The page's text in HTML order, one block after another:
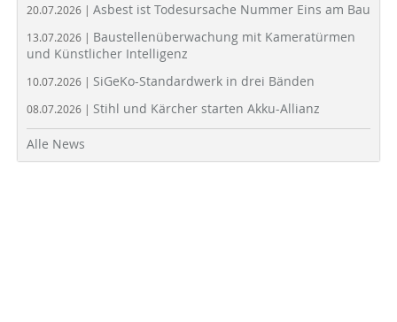
20.07.2026 | Asbest ist Todesursache Nummer Eins am Bau
13.07.2026 | Baustellenüberwachung mit Kameratürmen
und Künstlicher Intelligenz
10.07.2026 | SiGeKo-Standardwerk in drei Bänden
08.07.2026 | Stihl und Kärcher starten Akku-Allianz
Alle News